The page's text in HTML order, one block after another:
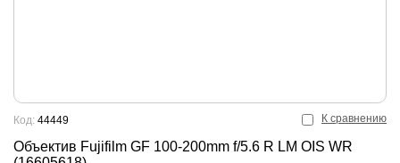
К сравнению
Объектив Fujifilm GF 100-200mm f/5.6 R LM OIS WR
Код: 44449